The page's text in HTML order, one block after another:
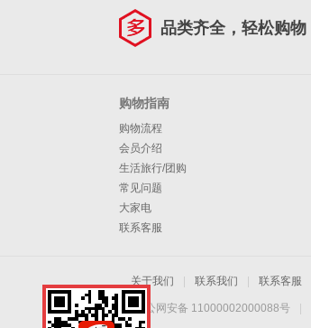
品类齐全，轻松购物
购物指南
购物流程
会员介绍
生活旅行/团购
常见问题
大家电
联系客服
关于我们 联系我们 联系客服
京公网安备 11000002000088号